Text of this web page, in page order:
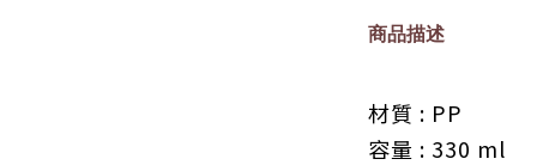
商品描述
材質 : PP
容量 : 330 ml